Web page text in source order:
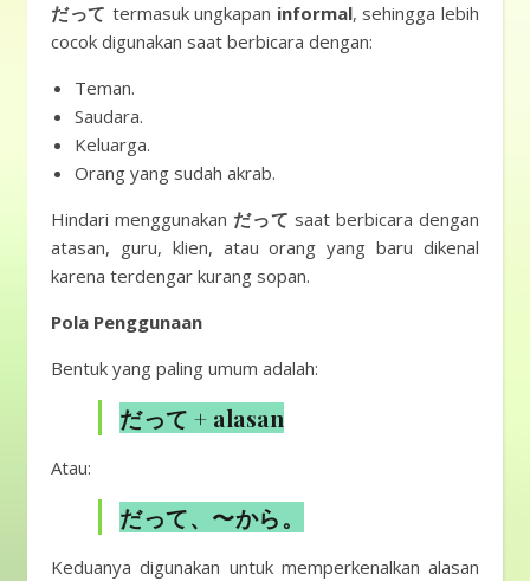
だって termasuk ungkapan informal, sehingga lebih
cocok digunakan saat berbicara dengan:
Teman.
Saudara.
Keluarga.
Orang yang sudah akrab.
Hindari menggunakan だって saat berbicara dengan
atasan, guru, klien, atau orang yang baru dikenal
karena terdengar kurang sopan.
Pola Penggunaan
Bentuk yang paling umum adalah:
だって + alasan
Atau:
だって、〜から。
Keduanya digunakan untuk memperkenalkan alasan